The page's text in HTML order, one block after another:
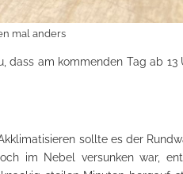
mal anders
dass am kommenden Tag ab 13
sollte es der
im Nebel versunken war,